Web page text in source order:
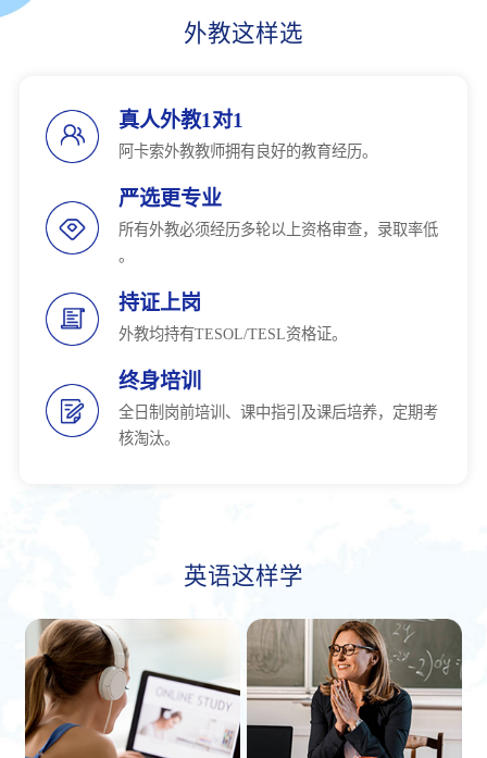
外教这样选
真人外教1对1
阿卡索外教教师拥有良好的教育经历。
严选更专业
所有外教必须经历多轮以上资格审查，录取率低
。
持证上岗
外教均持有TESOL/TESL资格证。
终身培训
全日制岗前培训、课中指引及课后培养，定期考
核淘汰。
英语这样学